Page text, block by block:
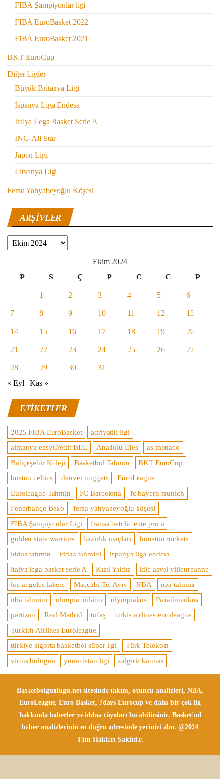
FIBA Şampiyonlar ligi
FIBA EuroBasket 2022
FIBA EuroBasket 2021
BKT EuroCup
Diğer Ligler
Büyük Britanya Ligi
İspanya Liga Endesa
İtalya Lega Basket Serie A
ING-All Star
Japon Ligi
Litvanya Ligi
Fersu Yahyabeyoğlu Köşesi
ARŞIVLER
Arşivler
Ekim 2024
P
S Ç P C C P
1 2 3 4 5 6
7 8 9 10 11 12 13
14 15 16 17 18 19 20
21 22 23 24 25 26 27
28 29 30
31
« Eyl
Kas »
ETIKETLER
2025 FIBA EuroBasket
adriyatik ligi
almanya easyCredit BBL
Anadolu Efes
as monaco
Bahçeşehir Koleji
Basketbol Tahmin
BKT EuroCup
boston celtics
denver nuggets
EuroLeague
Euroleague Tahmin
FC Barcelona
fc bayern munich
Fenerbahçe Beko
fersu yahyabeyoğlu köşesi
FIBA Şampiyonlar Ligi
fransa betclic elite pro a
golden state warriors
hazırlık maçları
houston rockets
iddaa tahmin
iddaa tahmini
ispanya liga endesa
italya lega basket serie A
Kızıl Yıldız
ldlc asvel villeurbanne
los angeles lakers
Maccabi Tel Aviv NBA
nba tahmin
nba tahmini
olimpia milano olympiakos
Panathinaikos
partizan
Real Madrid tofaş
turkis airlines euroleague
Turkish Airlines Euroleague
türkiye sigorta basketbol süper ligi
Türk Telekom
virtus bologna
yunanistan ligi zalgiris kaunas
Basketbolgunlugu.net sitesinde takım, oyuncu analizleri, NBA,
EuroLeague, Euro Basket, 7days Eurocup ve daha bir çok lig
hakkında haberler ve iddaa tüyoları bulabilirsiniz. Basketbol
haber analizlerinin en doğru adresinde yerinizi alın. @2024
Tüm Hakları Saklıdır.